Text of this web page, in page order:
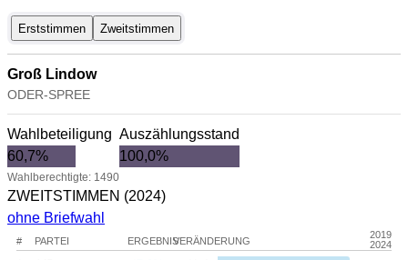
Erststimmen Zweitstimmen
Groß Lindow
ODER-SPREE
Wahlbeteiligung
60,7%
Wahlberechtigte: 1490
Auszählungsstand
100,0%
ZWEITSTIMMEN (2024)
ohne Briefwahl
# PARTEI ERGEBNISVERÄNDERUNG
2019
2024